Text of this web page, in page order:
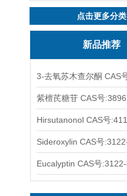
点击更多分类
新品推荐